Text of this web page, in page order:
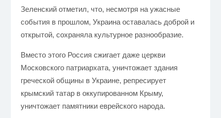
Зеленский отметил, что, несмотря на ужасные
события в прошлом, Украина оставалась доброй и
открытой, сохраняла культурное разнообразие.
Вместо этого Россия сжигает даже церкви
Московского патриархата, уничтожает здания
греческой общины в Украине, репресирует
крымский татар в оккупированном Крыму,
уничтожает памятники еврейского народа.